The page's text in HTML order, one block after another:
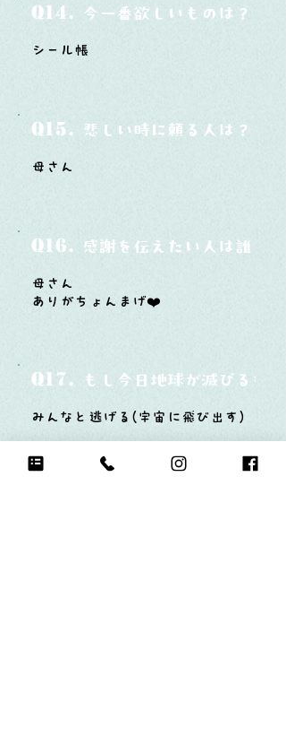
Q14. 今一番欲しいものは？
シール帳
Q15. 悲しい時に頼る人は？
母さん
Q16. 感謝を伝えたい人は誰？
母さん
ありがちょんまげ❤️
Q17. もし今日地球が滅びるなら
みんなと逃げる(宇宙に飛び出す)